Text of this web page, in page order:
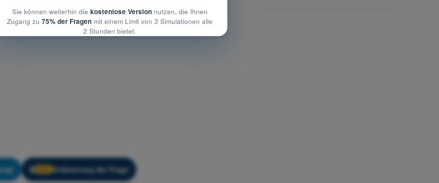
🔒 Erläuterung der Frage
Sie können weiterhin die kostenlose Versionnutzen, die Ihnen
Zugang zu 75% der Fragen mit einem Limit von 3 Simulationen alle
2 Stunden bietet.